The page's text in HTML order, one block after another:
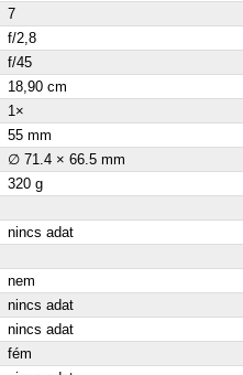
7
f/2,8
f/45
18,90 cm
1×
55 mm
∅ 71.4 × 66.5 mm
320 g
nincs adat
nem
nincs adat
nincs adat
fém